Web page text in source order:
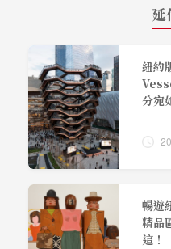
延
紐約
分宛
暢遊
精品
這！